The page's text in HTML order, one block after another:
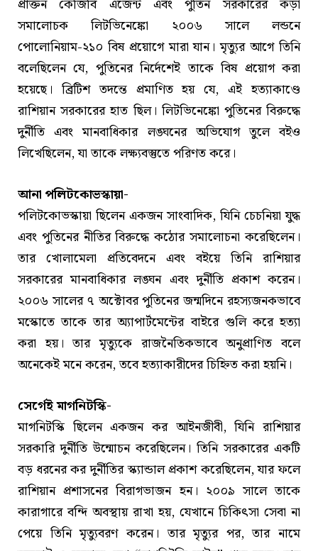
প্রাক্তন কেজিবি এজেন্ট এবং পুতিন সরকারের কড়া
সমালোচক লিটভিনেঙ্কো ২০০৬ সালে লন্ডনে
পোলোনিয়াম-২১০ বিষ প্রয়োগে মারা যান। মৃত্যুর আগে তিনি
বলেছিলেন যে, পুতিনের নির্দেশেই তাকে বিষ প্রয়োগ করা
হয়েছে। ব্রিটিশ তদন্তে প্রমাণিত হয় যে, এই হত্যাকাণ্ডে
রাশিয়ান সরকারের হাত ছিল। লিটভিনেঙ্কো পুতিনের বিরুদ্ধে
দুর্নীতি এবং মানবাধিকার লঙ্ঘনের অভিযোগ তুলে বইও
লিখেছিলেন, যা তাকে লক্ষ্যবস্তুতে পরিণত করে।
আনা পলিটকোভস্কায়া-
পলিটকোভস্কায়া ছিলেন একজন সাংবাদিক, যিনি চেচনিয়া যুদ্ধ
এবং পুতিনের নীতির বিরুদ্ধে কঠোর সমালোচনা করেছিলেন।
তার খোলামেলা প্রতিবেদনে এবং বইয়ে তিনি রাশিয়ার
সরকারের মানবাধিকার লঙ্ঘন এবং দুর্নীতি প্রকাশ করেন।
২০০৬ সালের ৭ অক্টোবর পুতিনের জন্মদিনে রহস্যজনকভাবে
মস্কোতে তাকে তার অ্যাপার্টমেন্টের বাইরে গুলি করে হত্যা
করা হয়। তার মৃত্যুকে রাজনৈতিকভাবে অনুপ্রাণিত বলে
অনেকেই মনে করেন, তবে হত্যাকারীদের চিহ্নিত করা হয়নি।
সের্গেই মাগনিটস্কি-
মাগনিটস্কি ছিলেন একজন কর আইনজীবী, যিনি রাশিয়ার
সরকারি দুর্নীতি উন্মোচন করেছিলেন। তিনি সরকারের একটি
বড় ধরনের কর দুর্নীতির স্ক্যান্ডাল প্রকাশ করেছিলেন, যার ফলে
রাশিয়ান প্রশাসনের বিরাগভাজন হন। ২০০৯ সালে তাকে
কারাগারে বন্দি অবস্থায় রাখা হয়, যেখানে চিকিৎসা সেবা না
পেয়ে তিনি মৃত্যুবরণ করেন। তার মৃত্যুর পর, তার নামে